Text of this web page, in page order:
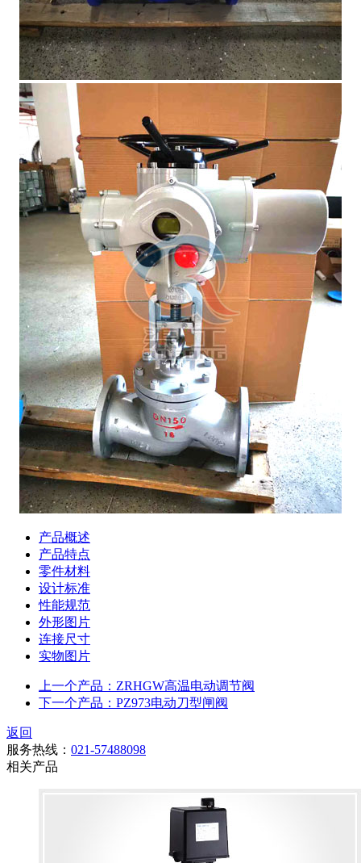
产品概述
产品特点
零件材料
设计标准
性能规范
外形图片
连接尺寸
实物图片
上一个产品：ZRHGW高温电动调节阀
下一个产品：PZ973电动刀型闸阀
返回
服务热线： 021-57488098
相关产品